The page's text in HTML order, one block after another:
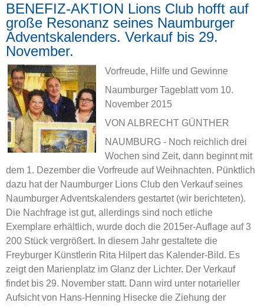
BENEFIZ-AKTION Lions Club hofft auf
große Resonanz seines Naumburger
Adventskalenders. Verkauf bis 29.
November.
Vorfreude, Hilfe und Gewinne
Naumburger Tageblatt vom 10.
November 2015
VON ALBRECHT GÜNTHER
NAUMBURG - Noch reichlich drei
Wochen sind Zeit, dann beginnt mit
dem 1. Dezember die Vorfreude auf Weihnachten. Pünktlich
dazu hat der Naumburger Lions Club den Verkauf seines
Naumburger Adventskalenders gestartet (wir berichteten).
Die Nachfrage ist gut, allerdings sind noch etliche
Exemplare erhältlich, wurde doch die 2015er-Auflage auf 3
200 Stück vergrößert. In diesem Jahr gestaltete die
Freyburger Künstlerin Rita Hilpert das Kalender-Bild. Es
zeigt den Marienplatz im Glanz der Lichter. Der Verkauf
findet bis 29. November statt. Dann wird unter notarieller
Aufsicht von Hans-Henning Hisecke die Ziehung der